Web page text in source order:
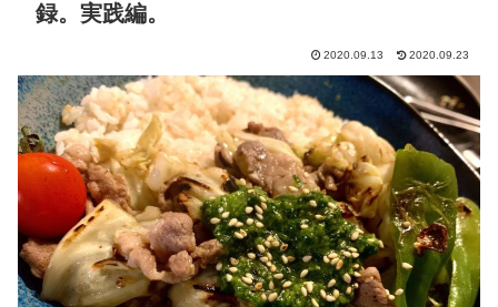
録。実践編。
2020.09.13 2020.09.23